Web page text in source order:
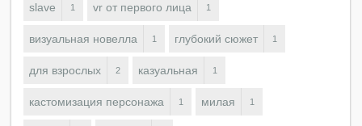
slave 1 vr от первого лица 1
визуальная новелла 1 глубокий сюжет 1
для взрослых 2 казуальная 1
кастомизация персонажа 1 милая 1